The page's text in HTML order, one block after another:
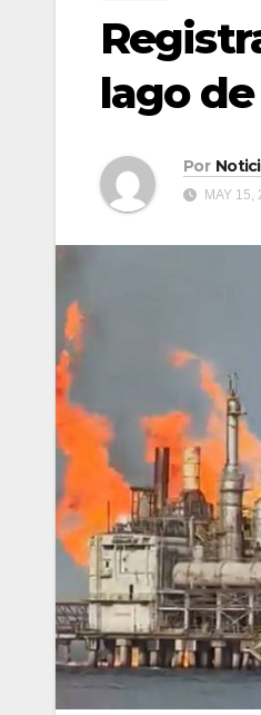
lago
Por
MAY 15,